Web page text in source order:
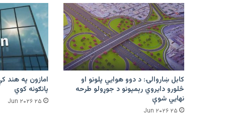
کابل ښاروالۍ: د دوو هوايي پلونو او
څلورو دایروي رېمپونو د جوړولو طرحه
نهایي شوې
۲۵ Jun ۲۰۲۶
پانګونه کوي
۲۵ Jun ۲۰۲۶